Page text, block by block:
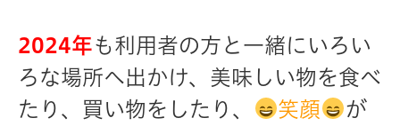
2024年も利用者の方と一緒にいろい
ろな場所へ出かけ、美味しい物を食べ
たり、買い物をしたり、
笑顔
が